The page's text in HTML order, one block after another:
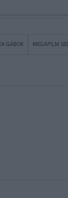
GÁBOR MEGAFILM